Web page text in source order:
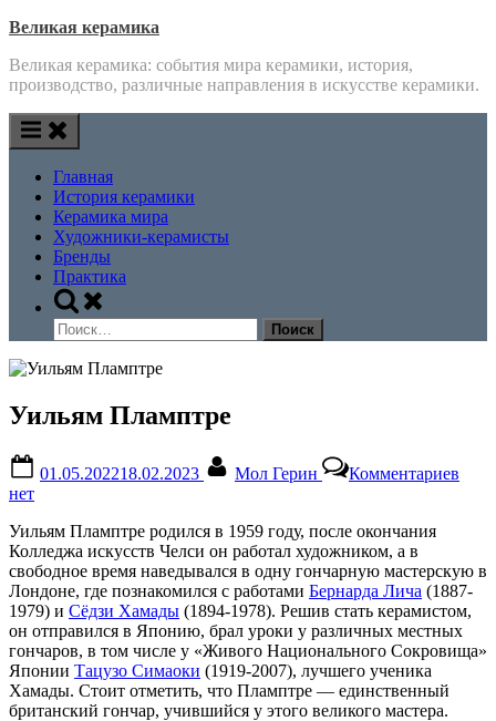
Skip
content
Великая керамика
Великая керамика: события мира керамики, история,
производство, различные направления в искусстве керамики.
Главная
История керамики
Керамика мира
Художники-керамисты
Бренды
Практика
Toggle
search
form
Найти:
Уильям Пламптре
on
01.05.202218.02.2023 Мол Герин Комментариев
нет
Уильям Пламптре родился в 1959 году, после окончания
Колледжа искусств Челси он работал художником, а в
свободное время наведывался в одну гончарную мастерскую в
Лондоне, где познакомился с работами Бернарда Лича (1887-
1979) и Сёдзи Хамады (1894-1978). Решив стать керамистом,
он отправился в Японию, брал уроки у различных местных
гончаров, в том числе у «Живого Национального Сокровища»
Японии Тацузо Симаоки (1919-2007), лучшего ученика
Хамады. Стоит отметить, что Пламптре — единственный
британский гончар, учившийся у этого великого мастера.